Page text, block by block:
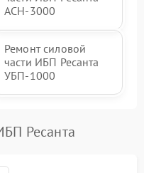
АСН-3000
Ремонт силовой
части ИБП Ресанта
УБП-1000
Ресанта